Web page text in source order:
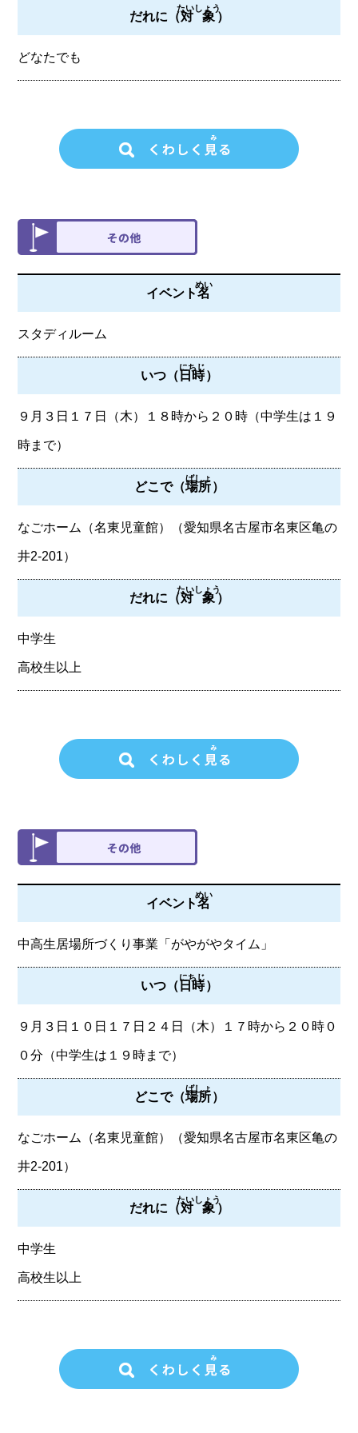
だれに（対象
たいしょう
）
どなたでも
イベント名
めい
スタディルーム
いつ（日時
にちじ
）
９月３日１７日（木）１８時から２０時（中学生は１９
時まで）
どこで（場所
ばしょ
）
なごホーム（名東児童館）（愛知県名古屋市名東区亀の
井2-201）
だれに（対象
たいしょう
）
中学生
高校生以上
イベント名
めい
中高生居場所づくり事業「がやがやタイム」
いつ（日時
にちじ
）
９月３日１０日１７日２４日（木）１７時から２０時０
０分（中学生は１９時まで）
どこで（場所
ばしょ
）
なごホーム（名東児童館）（愛知県名古屋市名東区亀の
井2-201）
だれに（対象
たいしょう
）
中学生
高校生以上